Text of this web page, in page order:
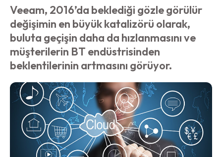
Veeam, 2016’da beklediği gözle görülür
değişimin en büyük katalizörü olarak,
buluta geçişin daha da hızlanmasını ve
müşterilerin BT endüstrisinden
beklentilerinin artmasını görüyor.